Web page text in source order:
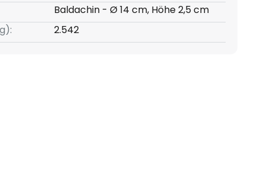
Baldachin - Ø 14 cm, Höhe 2,5 cm
2.542